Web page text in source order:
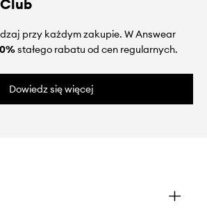
przy każdym zakupie. W Answear
stałego rabatu od cen regularnych.
Dowiedz się więcej